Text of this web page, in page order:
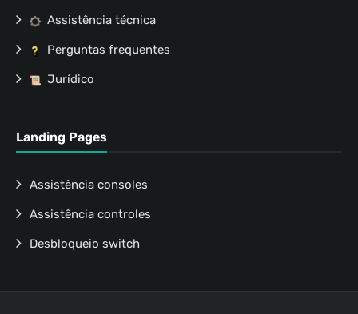
Assistência técnica
Perguntas frequentes
Jurídico
Landing Pages
Assistência consoles
Assistência controles
Desbloqueio switch